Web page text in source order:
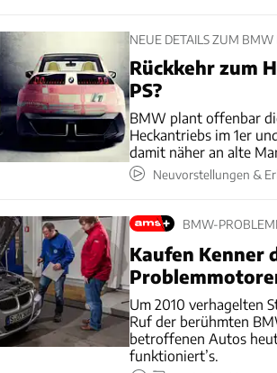
NEUE DETAILS ZUM BMW
Rückkehr zum
PS?
BMW plant offenbar
Heckantriebs im 1er
damit näher an alte
Neuvorstellungen &
BMW-
Kaufen Kenner
Um 2010 verhagelten
Ruf der berühmten
betroffenen Autos
funktioniert’s.